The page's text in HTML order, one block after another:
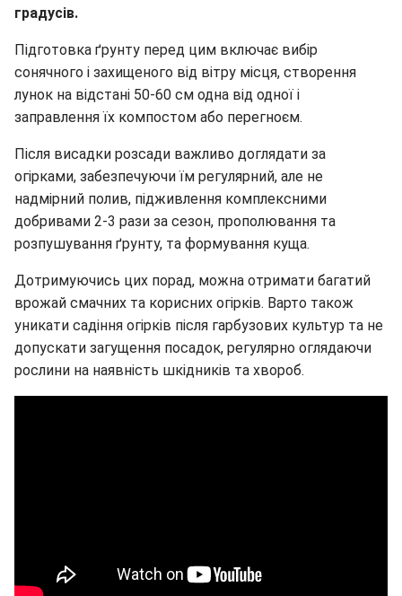
градусів.
Підготовка ґрунту перед цим включає вибір
сонячного і захищеного від вітру місця, створення
лунок на відстані 50-60 см одна від одної і
заправлення їх компостом або перегноєм.
Після висадки розсади важливо доглядати за
огірками, забезпечуючи їм регулярний, але не
надмірний полив, підживлення комплексними
добривами 2-3 рази за сезон, прополювання та
розпушування ґрунту, та формування куща.
Дотримуючись цих порад, можна отримати багатий
врожай смачних та корисних огірків. Варто також
уникати садіння огірків після гарбузових культур та не
допускати загущення посадок, регулярно оглядаючи
рослини на наявність шкідників та хвороб.